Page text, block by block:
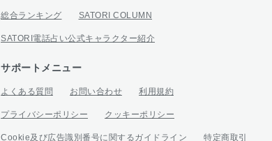
総合ランキング SATORI COLUMN
SATORI電話占い公式キャラクター紹介
サポートメニュー
よくある質問 お問い合わせ 利用規約
プライバシーポリシー クッキーポリシー
Cookie及び広告識別番号に関するガイドライン 特定商取引